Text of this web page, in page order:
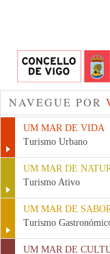
NAVEGUE POR
UM MAR DE VIDA
Turismo Urbano
UM MAR DE
Turismo Ativo
UM MAR DE
Turismo
UM MAR DE